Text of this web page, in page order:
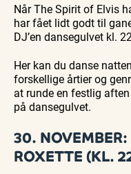
Når The Spirit of Elvis
har fået lidt godt til
DJ’en dansegulvet kl.
Her kan du danse
forskellige årtier og
at runde en festlig
på dansegulvet.
30. NOVEMBER:
ROXETTE (KL.